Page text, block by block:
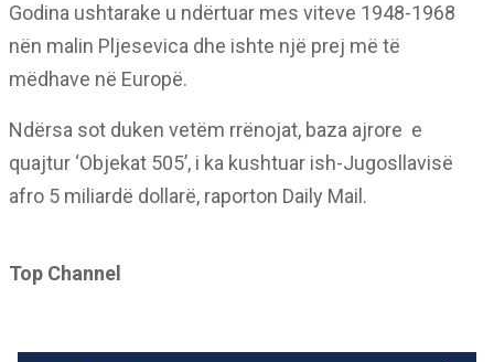
Godina ushtarake u ndërtuar mes viteve 1948-1968
nën malin Pljesevica dhe ishte një prej më të
mëdhave në Europë.
Ndërsa sot duken vetëm rrënojat, baza ajrore e
quajtur ‘Objekat 505’, i ka kushtuar ish-Jugosllavisë
afro 5 miliardë dollarë, raporton Daily Mail.
Top Channel